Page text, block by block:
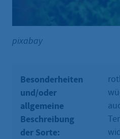
pixabay
Besonderheiten
und/oder
allgemeine
Beschreibung
der Sorte: